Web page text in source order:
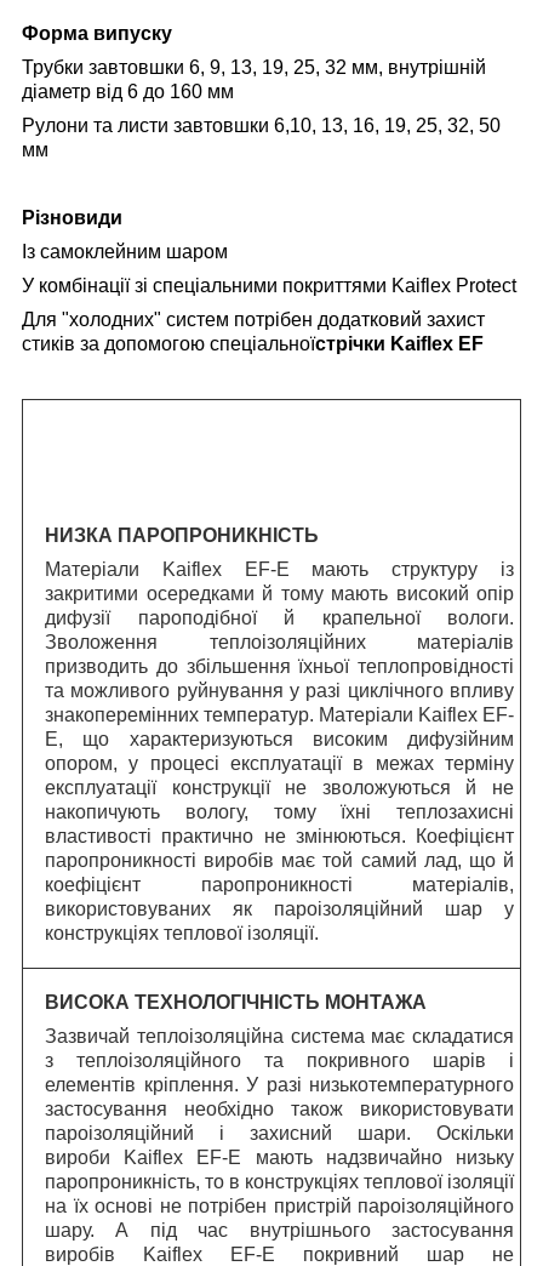
Форма випуску
Трубки завтовшки 6, 9, 13, 19, 25, 32 мм, внутрішній
діаметр від 6 до 160 мм
Рулони та листи завтовшки 6,10, 13, 16, 19, 25, 32, 50
мм
Різновиди
Із самоклейним шаром
У комбінації зі спеціальними покриттями Kaiflex Protect
Для "холодних" систем потрібен додатковий захист
стиків за допомогою спеціальноїстрічки Kaiflex EF
НИЗКА ПАРОПРОНИКНІСТЬ
Матеріали Kaiflex EF-E мають структуру із
закритими осередками й тому мають високий опір
дифузії пароподібної й крапельної вологи.
Зволоження теплоізоляційних матеріалів
призводить до збільшення їхньої теплопровідності
та можливого руйнування у разі циклічного впливу
знакоперемінних температур. Матеріали Kaiflex EF-
E, що характеризуються високим дифузійним
опором, у процесі експлуатації в межах терміну
експлуатації конструкції не зволожуються й не
накопичують вологу, тому їхні теплозахисні
властивості практично не змінюються. Коефіцієнт
паропроникності виробів має той самий лад, що й
коефіцієнт паропроникності матеріалів,
використовуваних як пароізоляційний шар у
конструкціях теплової ізоляції.
ВИСОКА ТЕХНОЛОГІЧНІСТЬ МОНТАЖА
Зазвичай теплоізоляційна система має складатися
з теплоізоляційного та покривного шарів і
елементів кріплення. У разі низькотемпературного
застосування необхідно також використовувати
пароізоляційний і захисний шари. Оскільки
вироби Kaiflex EF-E мають надзвичайно низьку
паропроникність, то в конструкціях теплової ізоляції
на їх основі не потрібен пристрій пароізоляційного
шару. А під час внутрішнього застосування
виробів Kaiflex EF-E покривний шар не